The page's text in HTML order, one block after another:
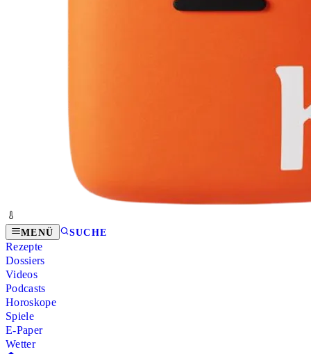
MENÜ SUCHE
Rezepte
Dossiers
Videos
Podcasts
Horoskope
Spiele
E-Paper
Wetter